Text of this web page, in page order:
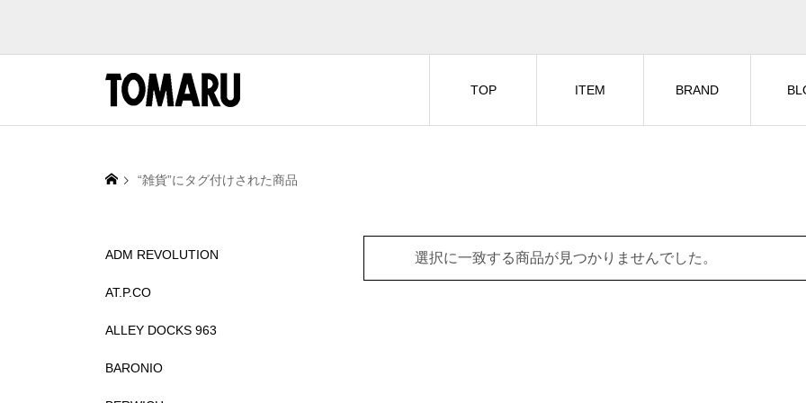
TOP ITEM BRAND
“雑貨”にタグ付けされた商品
選択に一致する商品が見つかりませんでした。
ADM REVOLUTION
AT.P.CO
ALLEY DOCKS 963
BARONIO